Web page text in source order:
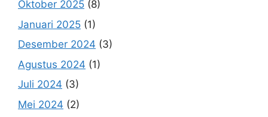
Oktober 2025 (8)
Januari 2025 (1)
Desember 2024 (3)
Agustus 2024 (1)
Juli 2024 (3)
Mei 2024 (2)